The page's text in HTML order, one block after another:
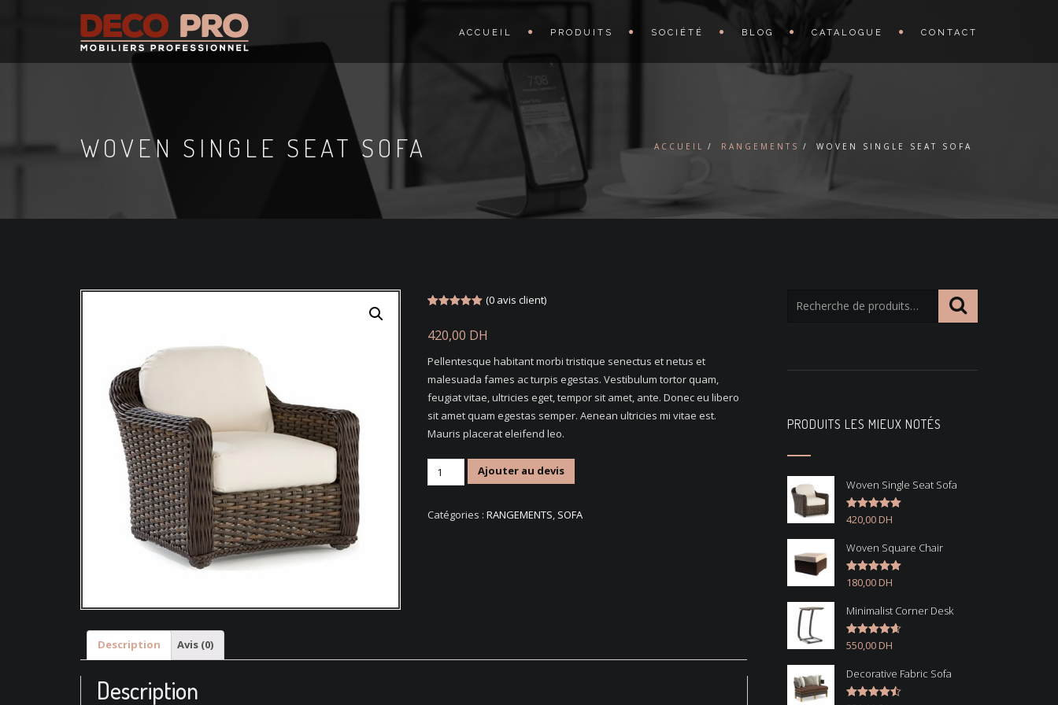
ACCUEIL PRODUITS SOCIÉTÉ BLOG CATALOGUE CONTACT
WOVEN SINGLE SEAT SOFA ACCUEIL RANGEMENTS WOVEN SINGLE SEAT SOFA
basé sur
client
(0avis client)
420,00 DH
Pellentesque habitant morbi tristique senectus et netus et
malesuada fames ac turpis egestas. Vestibulum tortor quam,
feugiat vitae, ultricies eget, tempor sit amet, ante. Donec eu libero
sit amet quam egestas semper. Aenean ultricies mi vitae est.
Mauris placerat eleifend leo.
quantité
de
Single
Ajouter au devis
Catégories : RANGEMENTS, SOFA
Description Avis (0)
Description
PRODUITS LES MIEUX NOTÉS
Woven Single Seat Sofa
Note5.00
sur 5
420,00DH
Woven Square Chair
Note5.00
sur 5
180,00DH
Minimalist Corner Desk
Note4.67
sur 5
550,00DH
Decorative Fabric Sofa